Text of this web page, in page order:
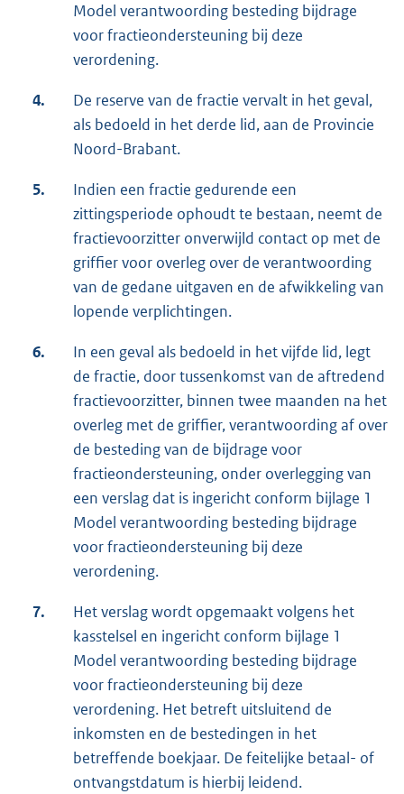
Model verantwoording besteding bijdrage
voor fractieondersteuning bij deze
verordening.
4.
De reserve van de fractie vervalt in het geval,
als bedoeld in het derde lid, aan de Provincie
Noord-Brabant.
5.
Indien een fractie gedurende een
zittingsperiode ophoudt te bestaan, neemt de
fractievoorzitter onverwijld contact op met de
griffier voor overleg over de verantwoording
van de gedane uitgaven en de afwikkeling van
lopende verplichtingen.
6.
In een geval als bedoeld in het vijfde lid, legt
de fractie, door tussenkomst van de aftredend
fractievoorzitter, binnen twee maanden na het
overleg met de griffier, verantwoording af over
de besteding van de bijdrage voor
fractieondersteuning, onder overlegging van
een verslag dat is ingericht conform bijlage 1
Model verantwoording besteding bijdrage
voor fractieondersteuning bij deze
verordening.
7.
Het verslag wordt opgemaakt volgens het
kasstelsel en ingericht conform bijlage 1
Model verantwoording besteding bijdrage
voor fractieondersteuning bij deze
verordening. Het betreft uitsluitend de
inkomsten en de bestedingen in het
betreffende boekjaar. De feitelijke betaal- of
ontvangstdatum is hierbij leidend.